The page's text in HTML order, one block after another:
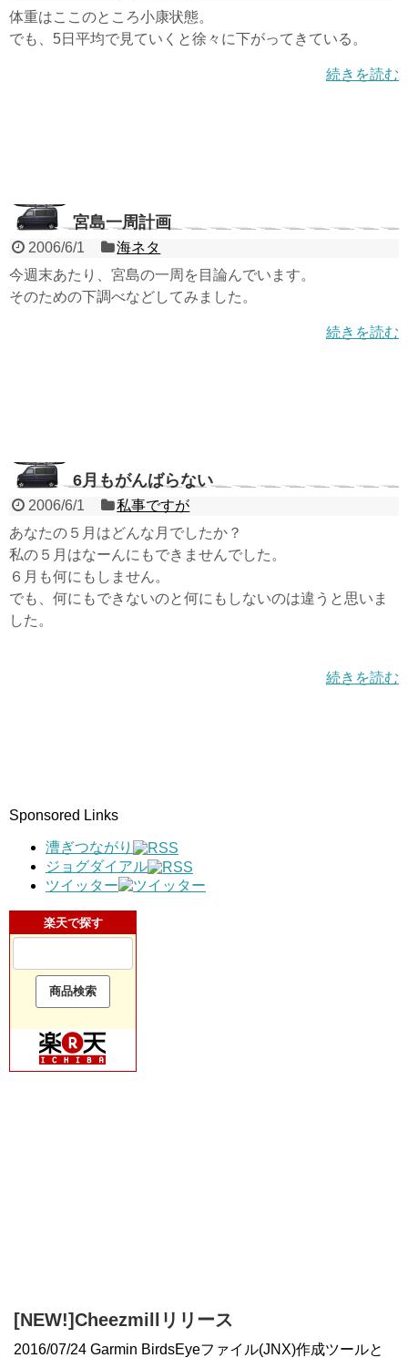
体重はここのところ小康状態。
でも、5日平均で見ていくと徐々に下がってきている。
続きを読む
宮島一周計画
2006/6/1
海ネタ
今週末あたり、宮島の一周を目論んでいます。
そのための下調べなどしてみました。
続きを読む
6月もがんばらない
2006/6/1
私事ですが
あなたの５月はどんな月でしたか？
私の５月はなーんにもできませんでした。
６月も何にもしません。
でも、何にもできないのと何にもしないのは違うと思いま
した。
続きを読む
Sponsored Links
漕ぎつながり
ジョグダイアル
ツイッター
楽天で探す
[NEW!]Cheezmillリリース
2016/07/24 Garmin BirdsEyeファイル(JNX)作成ツールと